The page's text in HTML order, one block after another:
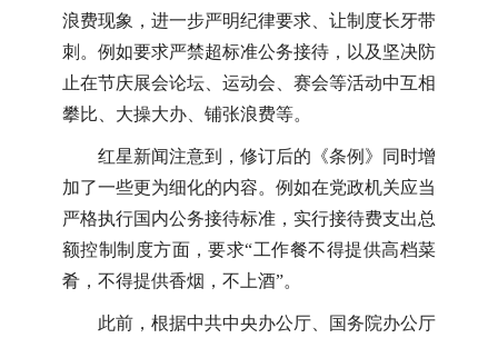
浪费现象，进一步严明纪律要求、让制度长牙带
刺。例如要求严禁超标准公务接待，以及坚决防
止在节庆展会论坛、运动会、赛会等活动中互相
攀比、大操大办、铺张浪费等。
红星新闻注意到，修订后的《条例》同时增
加了一些更为细化的内容。例如在党政机关应当
严格执行国内公务接待标准，实行接待费支出总
额控制制度方面，要求“工作餐不得提供高档菜
肴，不得提供香烟，不上酒”。
此前，根据中共中央办公厅、国务院办公厅